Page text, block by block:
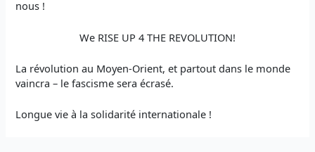
nous !
We RISE UP 4 THE REVOLUTION!
La révolution au Moyen-Orient, et partout dans le monde
vaincra – le fascisme sera écrasé.
Longue vie à la solidarité internationale !